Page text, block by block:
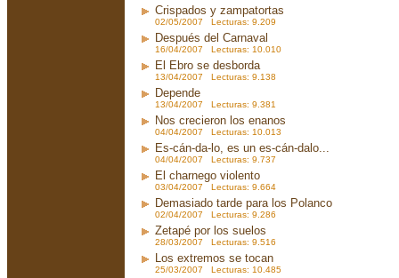
Crispados y zampatortas
02/05/2007 Lecturas: 9.209
Después del Carnaval
16/04/2007 Lecturas: 10.010
El Ebro se desborda
13/04/2007 Lecturas: 9.138
Depende
13/04/2007 Lecturas: 9.381
Nos crecieron los enanos
04/04/2007 Lecturas: 10.013
Es-cán-da-lo, es un es-cán-dalo...
04/04/2007 Lecturas: 9.737
El charnego violento
03/04/2007 Lecturas: 9.664
Demasiado tarde para los Polanco
02/04/2007 Lecturas: 9.286
Zetapé por los suelos
28/03/2007 Lecturas: 9.516
Los extremos se tocan
25/03/2007 Lecturas: 10.485